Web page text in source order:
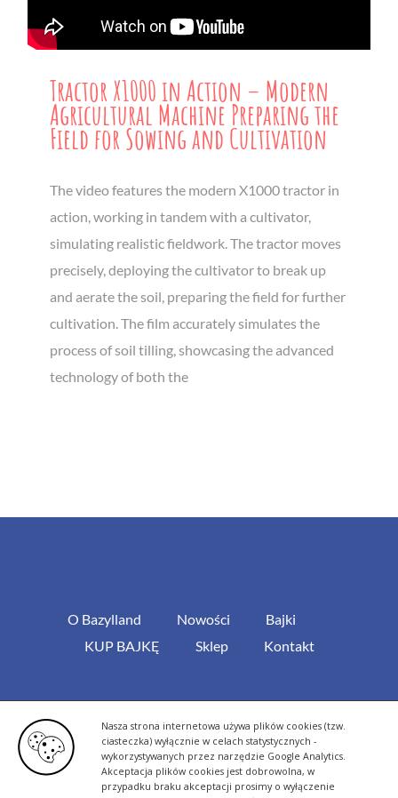
Nasza strona internetowa używa plików cookies (tzw.
ciasteczka) wyłącznie w celach statystycznych -
wykorzystywanych przez narzędzie Google Analytics.
Akceptacja plików cookies jest dobrowolna, w
przypadku braku akceptacji prosimy o wyłączenie
Tractor X1000 in Action – Modern
Agricultural Machine Preparing the
Field for Sowing and Cultivation
The video features the modern X1000 tractor in
action, working in tandem with a cultivator,
simulating realistic fieldwork. The tractor moves
precisely, deploying the cultivator to break up
and aerate the soil, preparing the field for further
cultivation. The film accurately simulates the
process of soil tilling, showcasing the advanced
technology of both the
O Bazylland Nowości
Bajki
KUP BAJKĘ
Sklep Kontakt